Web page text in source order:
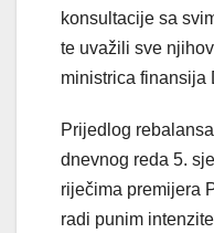
konsultacije sa
te uvažili sve
ministrica finansija
Prijedlog
dnevnog reda 5.
riječima premijera
radi punim